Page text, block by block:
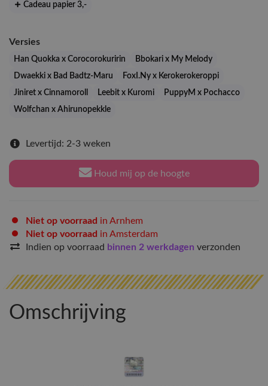
Cadeau papier 3,-
Versies
Han Quokka x Corocorokuririn
Bbokari x My Melody
Dwaekki x Bad Badtz-Maru
FoxI.Ny x Kerokerokeroppi
Jiniret x Cinnamoroll
Leebit x Kuromi
PuppyM x Pochacco
Wolfchan x Ahirunopekkle
Levertijd: 2-3 weken
Houd mij op de hoogte
Niet op voorraad in Arnhem
Niet op voorraad in Amsterdam
Indien op voorraad binnen 2 werkdagen verzonden
Omschrijving